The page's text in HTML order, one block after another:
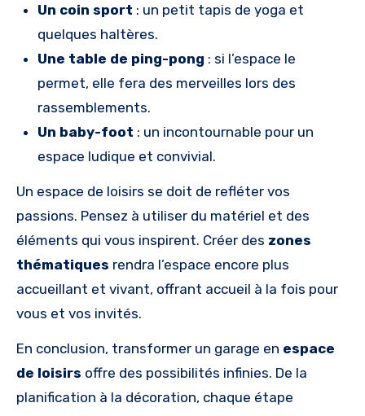
Un coin sport : un petit tapis de yoga et
quelques haltères.
Une table de ping-pong : si l’espace le
permet, elle fera des merveilles lors des
rassemblements.
Un baby-foot : un incontournable pour un
espace ludique et convivial.
Un espace de loisirs se doit de refléter vos
passions. Pensez à utiliser du matériel et des
éléments qui vous inspirent. Créer des zones
thématiques rendra l’espace encore plus
accueillant et vivant, offrant accueil à la fois pour
vous et vos invités.
En conclusion, transformer un garage en espace
de loisirs offre des possibilités infinies. De la
planification à la décoration, chaque étape